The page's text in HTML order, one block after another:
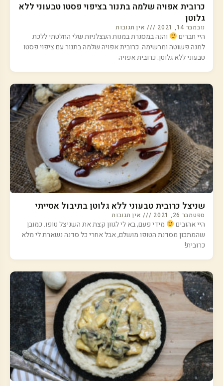
כרובית אפויה שלמה בתנור בציפוי פסטו טבעוני ללא
גלוטן
נובמבר 14, 2021 אין תגובות
היי חברים
והנה במסגרת במנות העצלניות שלי החלטתי ללכת
למנה פשוטה ומרשימה. כרובית אפויה שלמה בתנור עם ציפוי פסטו
טבעוני ללא גלוטן. כרובית אפויה
שניצל כרובית טבעוני ללא גלוטן בתיבול אסייתי
ספטמבר 26, 2021 אין תגובות
היי אהובים
מידי פעם, בא לי לגוון קצת את השניצל טופו. כמובן
שהמתכון מסדנת הטופו מושלם, אבל אחרי כל סדנה נשארת לי מלא
כרובית!